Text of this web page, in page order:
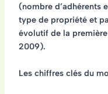
(nombre d’adhérents
type de propriété et
évolutif de la
2009).
Les chiffres clés du